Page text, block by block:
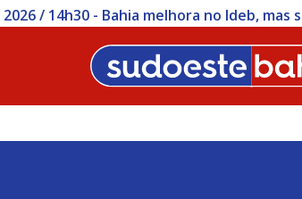
para concurso da Polícia Civil da